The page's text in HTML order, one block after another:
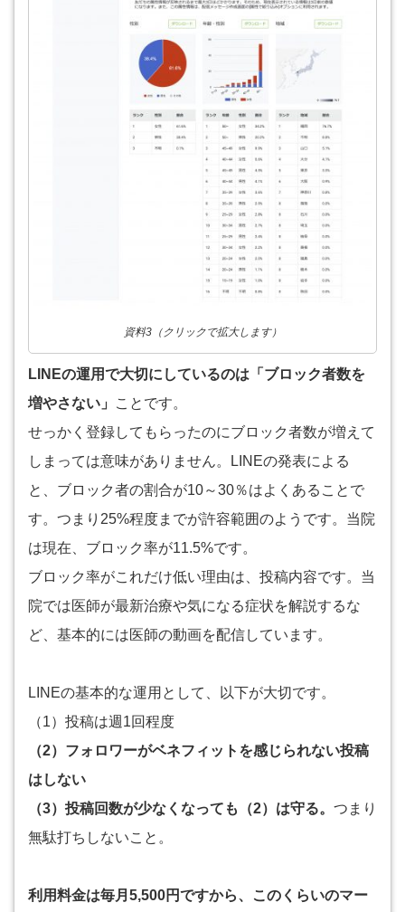
資料3（クリックで拡大します）
LINEの運用で大切にしているのは「ブロック者数を
増やさない」
ことです。
せっかく登録してもらったのにブロック者数が増えて
しまっては意味がありません。LINEの発表による
と、ブロック者の割合が10～30％はよくあることで
す。つまり25%程度までが許容範囲のようです。当院
は現在、ブロック率が11.5%です。
ブロック率がこれだけ低い理由は、投稿内容です。当
院では医師が最新治療や気になる症状を解説するな
ど、基本的には医師の動画を配信しています。
LINEの基本的な運用として、以下が大切です。
（1）投稿は週1回程度
（2）フォロワーがベネフィットを感じられない投稿
はしない
（3）投稿回数が少なくなっても（2）は守る。 つまり
無駄打ちしないこと。
利用料金は毎月5,500円ですから、このくらいのマー